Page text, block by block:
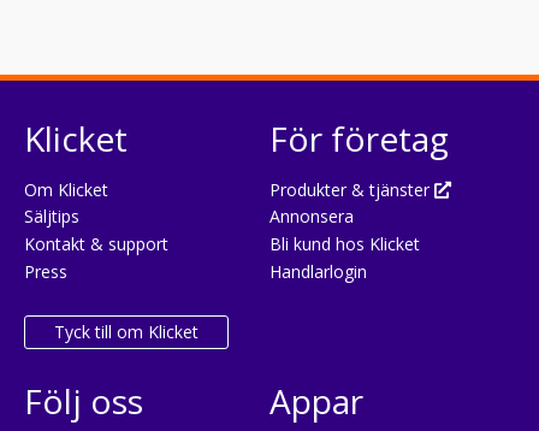
Klicket
Om Klicket
Säljtips
Kontakt & support
Press
Tyck till om Klicket
För företag
Produkter & tjänster
Annonsera
Bli kund hos Klicket
Handlarlogin
Följ oss Appar